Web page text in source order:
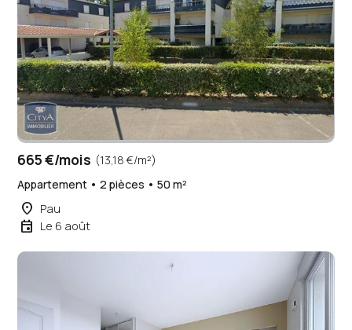
665 €/mois (13,18 €/m²)
Appartement • 2 pièces • 50 m²
place Pau
event Le 6 août